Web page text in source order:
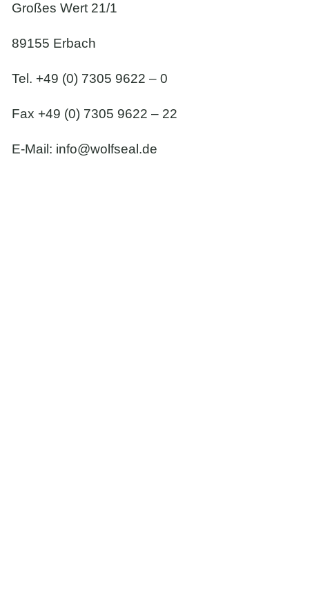
Großes Wert 21/1
89155 Erbach
Tel. +49 (0) 7305 9622 – 0
Fax +49 (0) 7305 9622 – 22
E-Mail: info@wolfseal.de